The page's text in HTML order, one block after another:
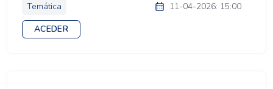
Temática
11-04-2026: 15:00
ACEDER